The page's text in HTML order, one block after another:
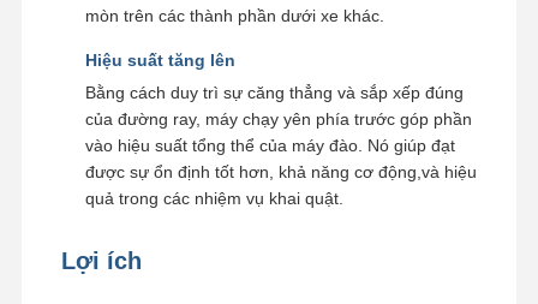
mòn trên các thành phần dưới xe khác.
Hiệu suất tăng lên
Bằng cách duy trì sự căng thẳng và sắp xếp đúng
của đường ray, máy chạy yên phía trước góp phần
vào hiệu suất tổng thể của máy đào. Nó giúp đạt
được sự ổn định tốt hơn, khả năng cơ động,và hiệu
quả trong các nhiệm vụ khai quật.
Lợi ích